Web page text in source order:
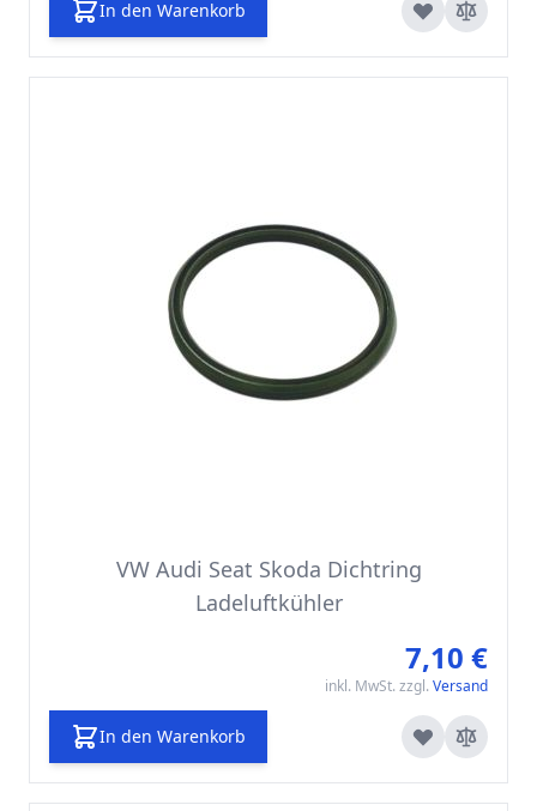
In den Warenkorb
VW Audi Seat Skoda Dichtring
Ladeluftkühler
7,10 €
inkl. MwSt. zzgl. Versand
In den Warenkorb